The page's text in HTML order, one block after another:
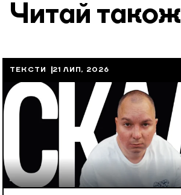
Читай також
ТЕКСТИ 21 ЛИП, 2026